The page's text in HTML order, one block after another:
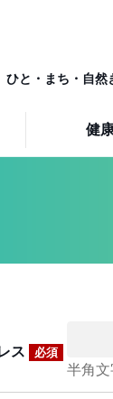
ひと・まち・自然
健
ス 必須
半角文